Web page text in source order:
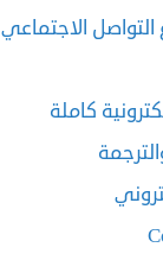
الاجتماعي
كاملة